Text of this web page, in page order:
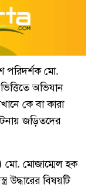
পরিদর্শক মো.
অভিযান
কে বা কারা
জড়িতদের
মো. মোজাম্মেল হক
উদ্ধারের বিষয়টি